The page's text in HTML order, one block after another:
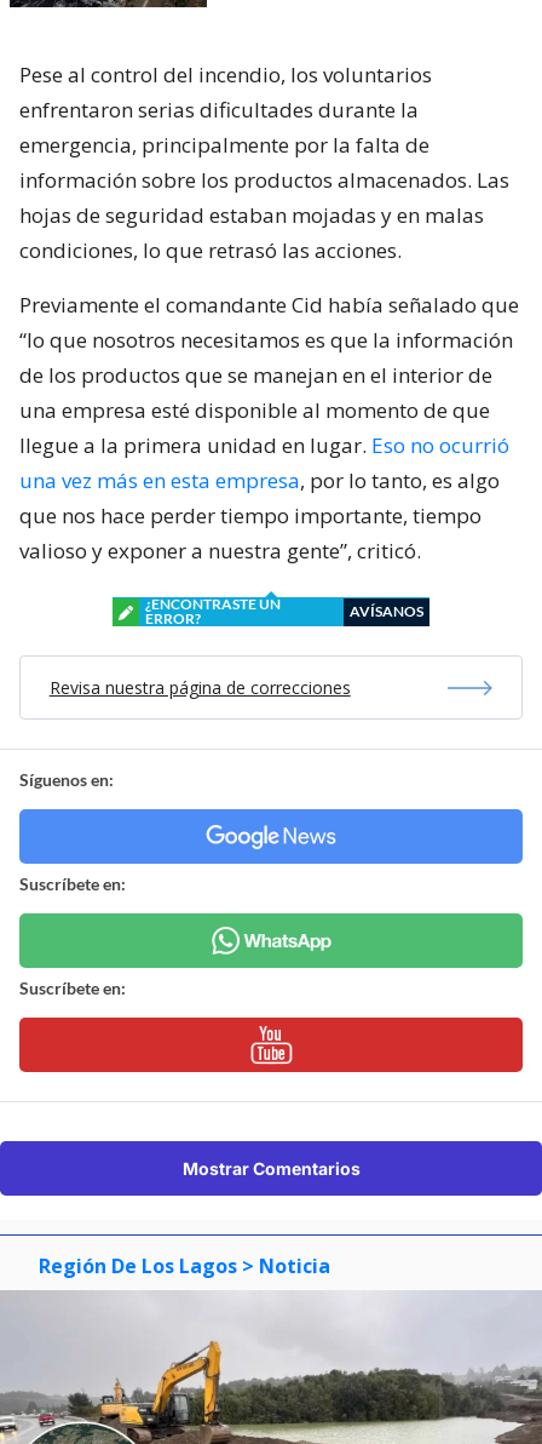
Pese al control del incendio, los voluntarios
enfrentaron serias dificultades durante la
emergencia, principalmente por la falta de
información sobre los productos almacenados. Las
hojas de seguridad estaban mojadas y en malas
condiciones, lo que retrasó las acciones.
Previamente el comandante Cid había señalado que
“lo que nosotros necesitamos es que la información
de los productos que se manejan en el interior de
una empresa esté disponible al momento de que
llegue a la primera unidad en lugar. Eso no ocurrió
una vez más en esta empresa, por lo tanto, es algo
que nos hace perder tiempo importante, tiempo
valioso y exponer a nuestra gente”, criticó.
¿ENCONTRASTE UN
ERROR?
AVÍSANOS
Revisa nuestra página de correcciones
Síguenos en:
Suscríbete en:
Suscríbete en:
Mostrar Comentarios
Región De Los Lagos > Noticia